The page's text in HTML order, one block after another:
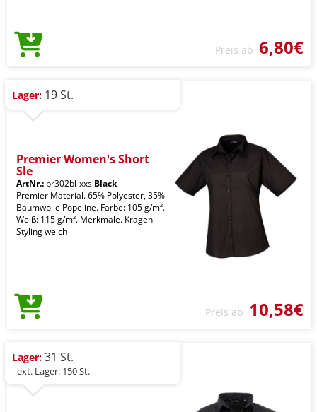
Preis ab 6,80€
Lager: 19 St.
Premier Women's Short
Sle
ArtNr.: pr302bl-xxs Black
Premier Material. 65% Polyester, 35%
Baumwolle Popeline. Farbe: 105 g/m².
Weiß: 115 g/m². Merkmale. Kragen-
Styling weich
Preis ab 10,58€
Lager: 31 St.
- ext. Lager: 150 St.